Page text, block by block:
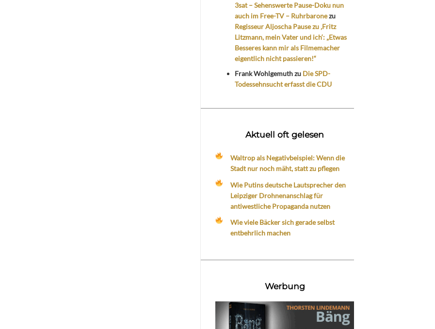
3sat – Sehenswerte Pause-Doku nun
auch im Free-TV – Ruhrbaronezu
Regisseur Aljoscha Pause zu ‚Fritz
Litzmann, mein Vater und ich‘: „Etwas
Besseres kann mir als Filmemacher
eigentlich nicht passieren!“
Frank Wohlgemuthzu Die SPD-
Todessehnsucht erfasst die CDU
Aktuell oft gelesen
Waltrop als Negativbeispiel: Wenn die
Stadt nur noch mäht, statt zu pflegen
Wie Putins deutsche Lautsprecher den
Leipziger Drohnenanschlag für
antiwestliche Propaganda nutzen
Wie viele Bäcker sich gerade selbst
entbehrlich machen
Werbung